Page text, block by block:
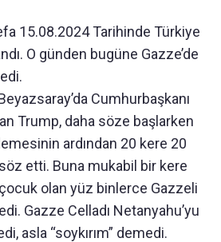
15.08.2024 Tarihinde Türkiye
O günden bugüne Gazze’de
Cumhurbaşkanı
Trump, daha söze başlarken
ardından 20 kere 20
etti. Buna mukabil bir kere
olan yüz binlerce Gazzeli
Gazze Celladı Netanyahu’yu
asla “soykırım” demedi.